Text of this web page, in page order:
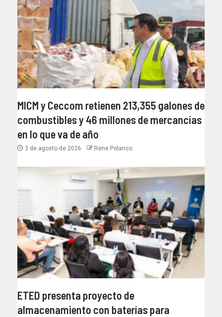
MICM y Ceccom retienen 213,355 galones de
combustibles y 46 millones de mercancías
en lo que va de año
3 de agosto de 2026 Rene Polanco
ETED presenta proyecto de
almacenamiento con baterías para